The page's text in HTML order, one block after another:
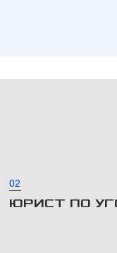
02
ЮРИСТ ПО